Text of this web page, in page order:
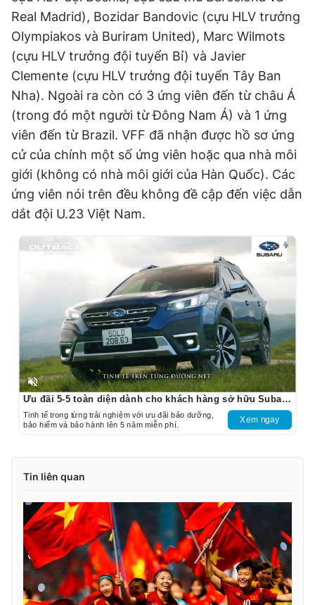
Real Madrid), Bozidar Bandovic (cựu HLV trưởng
Olympiakos và Buriram United), Marc Wilmots
(cựu HLV trưởng đội tuyển Bỉ) và Javier
Clemente (cựu HLV trưởng đội tuyển Tây Ban
Nha). Ngoài ra còn có 3 ứng viên đến từ châu Á
(trong đó một người từ Đông Nam Á) và 1 ứng
viên đến từ Brazil. VFF đã nhận được hồ sơ ứng
cử của chính một số ứng viên hoặc qua nhà môi
giới (không có nhà môi giới của Hàn Quốc). Các
ứng viên nói trên đều không đề cập đến việc dẫn
dắt đội U.23 Việt Nam.
Unmute
Ưu đãi 5-5 toàn diện dành cho khách hàng sở hữu Subaru Outback
Tinh tế trong từng trải nghiệm với ưu đãi bảo dưỡng,
bảo hiểm và bảo hành lên 5 năm miễn phí.
Xem ngay
Tin liên quan